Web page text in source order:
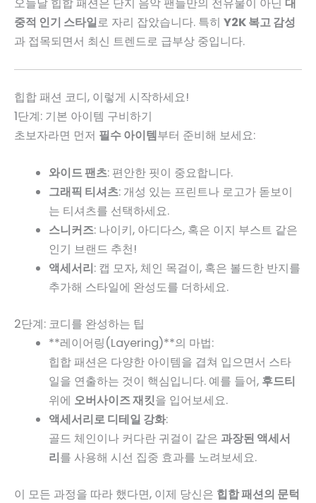
오늘날 힙합 패션은 단지 음악 팬들만의 전유물이 아닌 대
중적 인기 스타일로 자리 잡았습니다. 특히 Y2K 복고 감성
과 접목되면서 최신 트렌드로 급부상 중입니다.
힙합 패션 코디, 이렇게 시작하세요!
1단계: 기본 아이템 구비하기
초보자라면 먼저 필수 아이템부터 준비해 보세요:
와이드 팬츠: 편안한 핏이 중요합니다.
그래픽 티셔츠: 개성 있는 프린트나 로고가 돋보이
는 티셔츠를 선택하세요.
스니커즈: 나이키, 아디다스, 혹은 이지 부스트 같은
인기 브랜드 추천!
액세서리: 캡 모자, 체인 목걸이, 혹은 볼드한 반지를
추가해 스타일에 완성도를 더하세요.
2단계: 코디를 완성하는 팁
**레이어링(Layering)**의 마법:
힙합 패션은 다양한 아이템을 겹쳐 입으면서 스타
일을 연출하는 것이 핵심입니다. 예를 들어, 후드티
위에 오버사이즈 재킷을 입어보세요.
액세서리로 디테일 강화:
골드 체인이나 커다란 귀걸이 같은 과장된 액세서
리를 사용해 시선 집중 효과를 노려보세요.
이 모든 과정을 따라 했다면, 이제 당신은 힙합 패션의 문턱